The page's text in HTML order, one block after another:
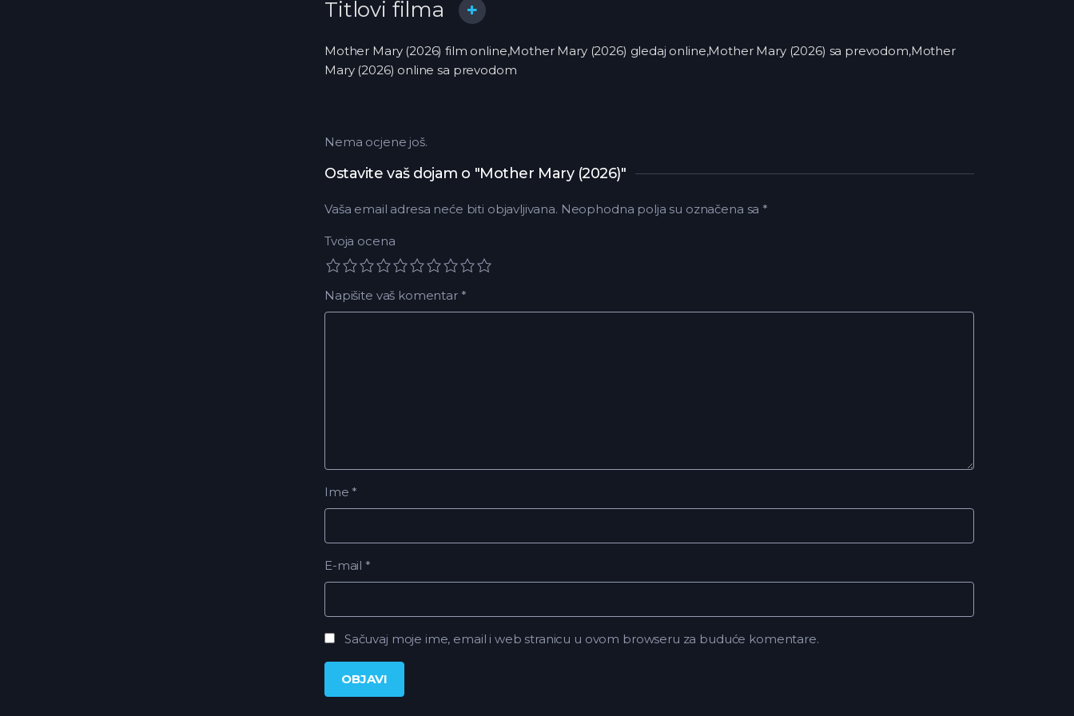
Titlovi filma
Mother Mary (2026) film online,Mother Mary (2026) gledaj online,Mother Mary (2026) sa prevodom,Mother
Mary (2026) online sa prevodom
Ostavite vaš dojam o "Mother Mary (2026)"
Vaša email adresa neće biti objavljivana. Neophodna polja su označena sa *
Tvoja ocena
Napišite vaš komentar *
Ime *
E-mail *
Sačuvaj moje ime, email i web stranicu u ovom browseru za buduće komentare.
Nema ocjene još.